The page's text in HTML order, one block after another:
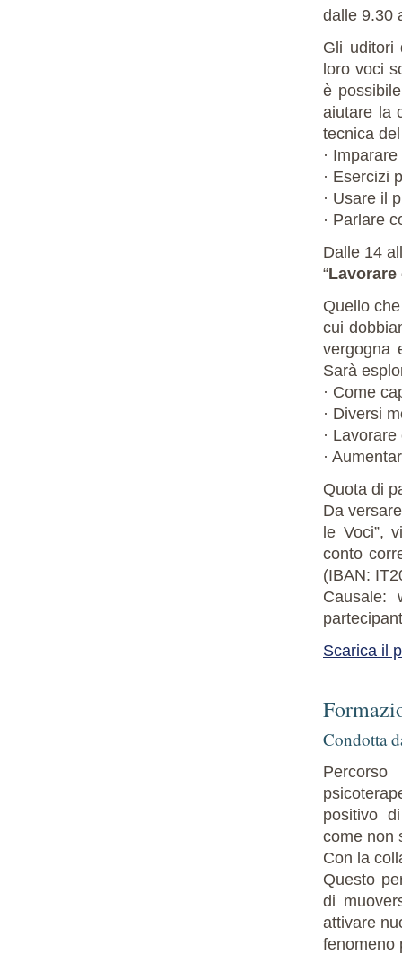
dalle 9.30
Gli uditori
loro voci
è
aiutare la
tecnica
·
· Esercizi
· Usare il
· Parlare
Dalle 14
“
Quello
cui
vergogna
Sarà
· Come
· Diversi
·
·
Quota di
Da
le Voci”,
conto
(IBAN:
Causale:
Scarica il
Condotta
positivo
come non
Con la
Questo
di
attivare
fenomeno